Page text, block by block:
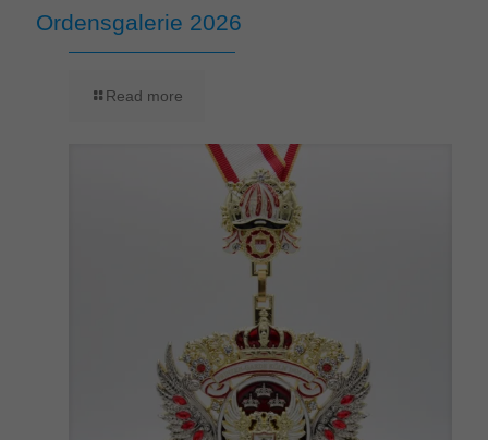
Ordensgalerie 2026
Read more